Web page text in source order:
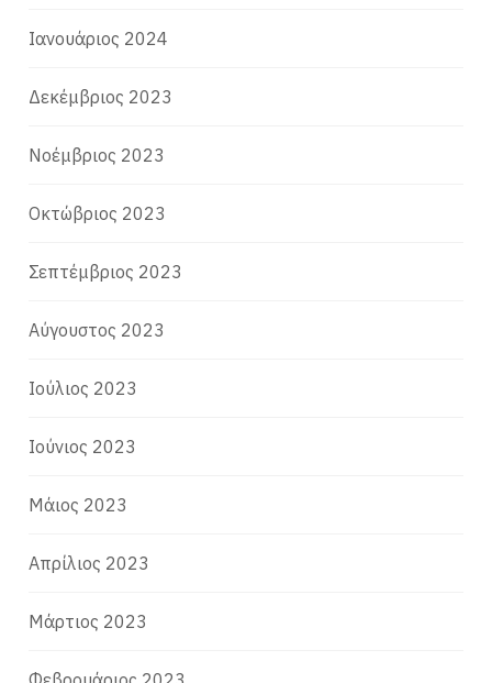
Ιανουάριος 2024
Δεκέμβριος 2023
Νοέμβριος 2023
Οκτώβριος 2023
Σεπτέμβριος 2023
Αύγουστος 2023
Ιούλιος 2023
Ιούνιος 2023
Μάιος 2023
Απρίλιος 2023
Μάρτιος 2023